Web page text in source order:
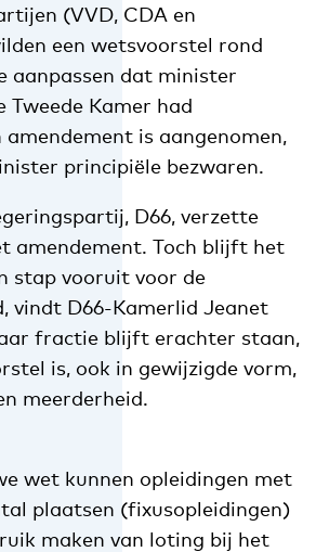
(VVD, CDA en
een wetsvoorstel rond
aanpassen dat minister
Tweede Kamer had
amendement is aangenomen,
principiële bezwaren.
D66, verzette
amendement. Toch blijft het
stap vooruit voor de
vindt D66-Kamerlid Jeanet
fractie blijft erachter staan,
is, ook in gewijzigde vorm,
meerderheid.
wet kunnen opleidingen met
plaatsen (fixusopleidingen)
maken van loting bij het